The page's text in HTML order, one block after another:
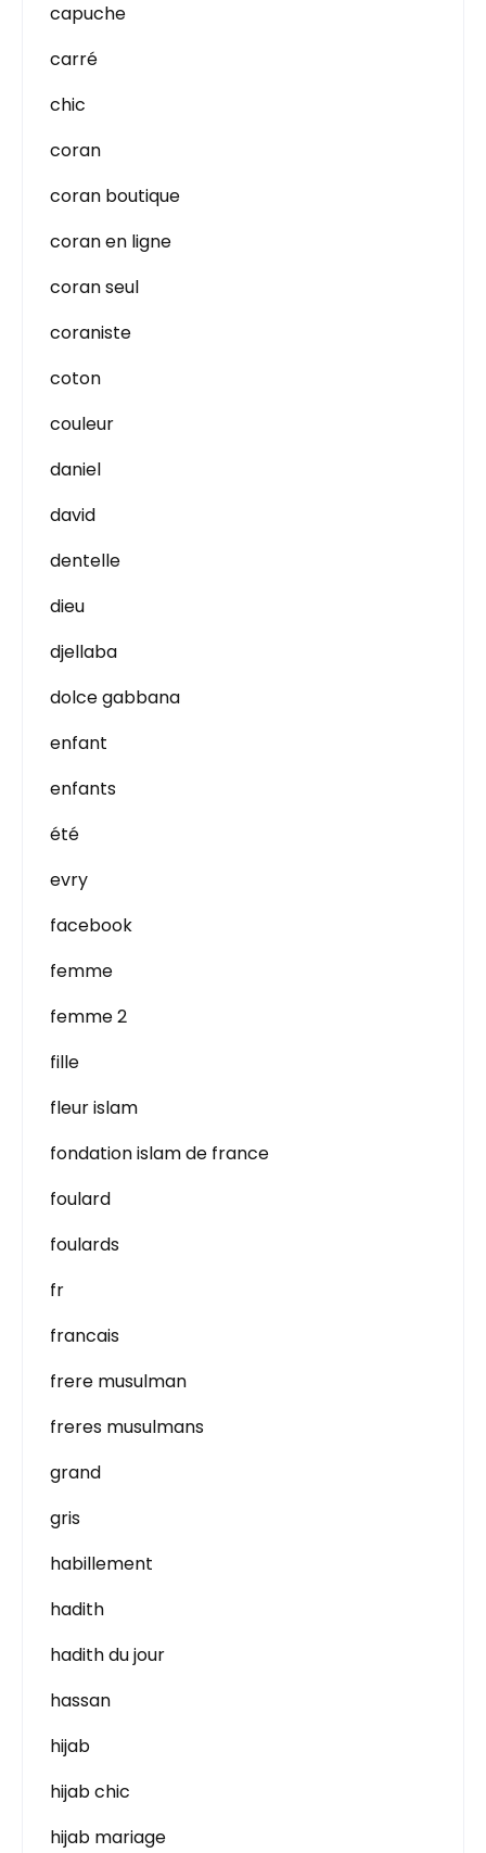
capuche
carré
chic
coran
coran boutique
coran en ligne
coran seul
coraniste
coton
couleur
daniel
david
dentelle
dieu
djellaba
dolce gabbana
enfant
enfants
été
evry
facebook
femme
femme 2
fille
fleur islam
fondation islam de france
foulard
foulards
fr
francais
frere musulman
freres musulmans
grand
gris
habillement
hadith
hadith du jour
hassan
hijab
hijab chic
hijab mariage